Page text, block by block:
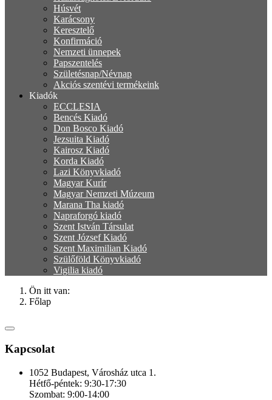
Húsvét
Karácsony
Keresztelő
Konfirmáció
Nemzeti ünnepek
Papszentelés
Születésnap/Névnap
Akciós szentévi termékeink
Kiadók
ECCLESIA
Bencés Kiadó
Don Bosco Kiadó
Jezsuita Kiadó
Kairosz Kiadó
Korda Kiadó
Lazi Könyvkiadó
Magyar Kurír
Magyar Nemzeti Múzeum
Marana Tha kiadó
Napraforgó kiadó
Szent István Társulat
Szent József Kiadó
Szent Maximilian Kiadó
Szülőföld Könyvkiadó
Vigilia kiadó
Ön itt van:
Főlap
Kapcsolat
1052 Budapest, Városház utca 1.
Hétfő-péntek: 9:30-17:30
Szombat: 9:00-14:00